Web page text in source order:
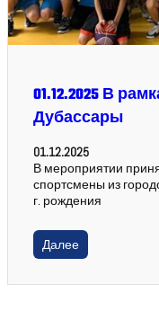
01.12.2025 В
Дубассары
01.12.2025
В мероприятии
спортсмены из
г. рождения
Далее